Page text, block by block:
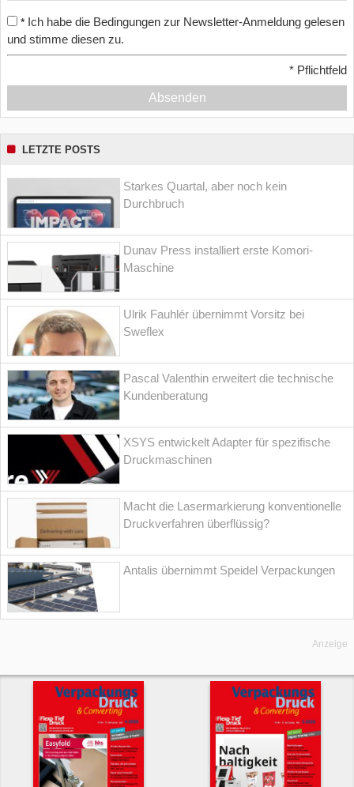
* Ich habe die Bedingungen zur Newsletter-Anmeldung gelesen
und stimme diesen zu.
* Pflichtfeld
Absenden
LETZTE POSTS
Starkes Quartal, aber noch kein
Durchbruch
Dunav Press installiert erste Komori-
Maschine
Ulrik Fauhlér übernimmt Vorsitz bei
Sweflex
Pascal Valenthin erweitert die technische
Kundenberatung
XSYS entwickelt Adapter für spezifische
Druckmaschinen
Macht die Lasermarkierung konventionelle
Druckverfahren überflüssig?
Antalis übernimmt Speidel Verpackungen
Anzeige